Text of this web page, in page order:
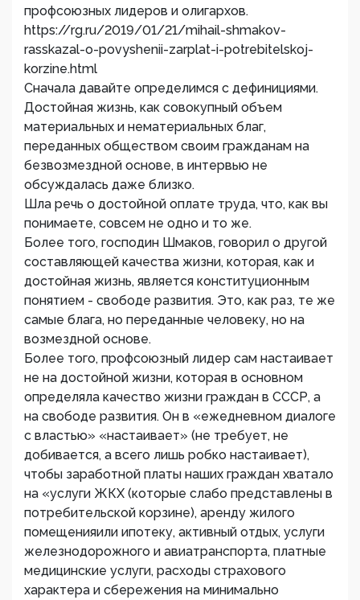
профсоюзных лидеров и олигархов.
https://rg.ru/2019/01/21/mihail-shmakov-
rasskazal-o-povyshenii-zarplat-i-potrebitelskoj-
korzine.html
Сначала давайте определимся с дефинициями.
Достойная жизнь, как совокупный объем
материальных и нематериальных благ,
переданных обществом своим гражданам на
безвозмездной основе, в интервью не
обсуждалась даже близко.
Шла речь о достойной оплате труда, что, как вы
понимаете, совсем не одно и то же.
Более того, господин Шмаков, говорил о другой
составляющей качества жизни, которая, как и
достойная жизнь, является конституционным
понятием - свободе развития. Это, как раз, те же
самые блага, но переданные человеку, но на
возмездной основе.
Более того, профсоюзный лидер сам настаивает
не на достойной жизни, которая в основном
определяла качество жизни граждан в СССР, а
на свободе развития. Он в «ежедневном диалоге
с властью» «настаивает» (не требует, не
добивается, а всего лишь робко настаивает),
чтобы заработной платы наших граждан хватало
на «услуги ЖКХ (которые слабо представлены в
потребительской корзине), аренду жилого
помещенияили ипотеку, активный отдых, услуги
железнодорожного и авиатранспорта, платные
медицинские услуги, расходы страхового
характера и сбережения на минимально